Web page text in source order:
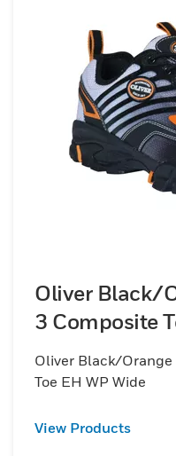
Oliver Black/
3 Composite
Oliver Black/Orange
Toe EH WP Wide
View Products